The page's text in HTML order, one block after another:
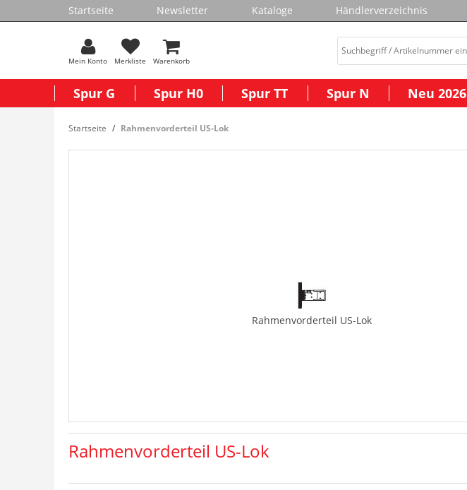
Startseite Newsletter Kataloge Händlerverzeichnis
Mein Konto Merkliste Warenkorb
Spur G Spur H0 Spur TT Spur N Neu 2026
Startseite Rahmenvorderteil US-Lok
Rahmenvorderteil US-Lok
Rahmenvorderteil US-Lok